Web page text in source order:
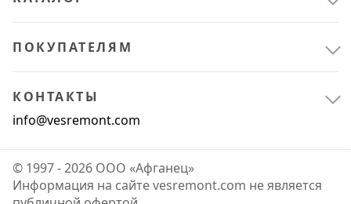
ПОКУПАТЕЛЯМ
КОНТАКТЫ
info@vesremont.com
© 1997 - 2026 ООО «Афганец»
Информация на сайте vesremont.com не является